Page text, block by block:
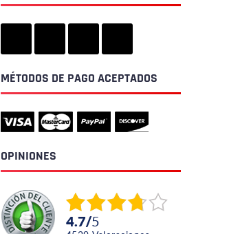
MÉTODOS DE PAGO ACEPTADOS
OPINIONES
4.7/5